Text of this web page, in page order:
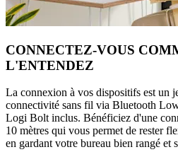
CONNECTEZ-VOUS
L'ENTENDEZ
La connexion à vos dispositifs est un
connectivité sans fil via Bluetooth
Logi Bolt inclus. Bénéficiez d'une
10 mètres qui vous permet de rester
en gardant votre bureau bien rangé et